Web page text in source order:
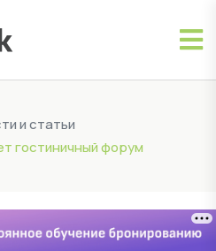
и статьи
гостиничный форум